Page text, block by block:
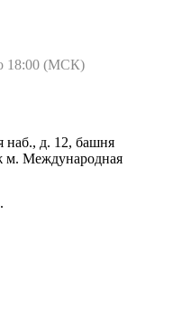
18:00 (МСК)
наб., д. 12, башня
м. Международная